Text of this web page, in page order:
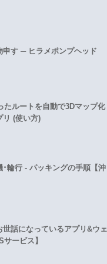
申す ─ ヒラメポンプヘッド
ルートを自動で3Dマップ化
リ (使い方)
･輪行 - パッキングの手順【沖
世話になっているアプリ&ウェ
ービス】